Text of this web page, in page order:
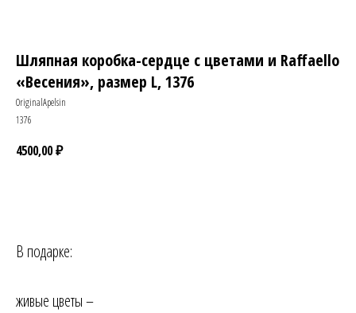
Шляпная коробка-сердце с цветами и Raffaello
«Весения», размер L, 1376
OriginalApelsin
1376
4500,00₽
В подарке:
живые цветы –